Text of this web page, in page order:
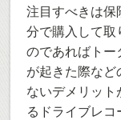
注目すべきは保
分で購入して取
のであればトー
が起きた際など
ないデメリット
るドライブレコ